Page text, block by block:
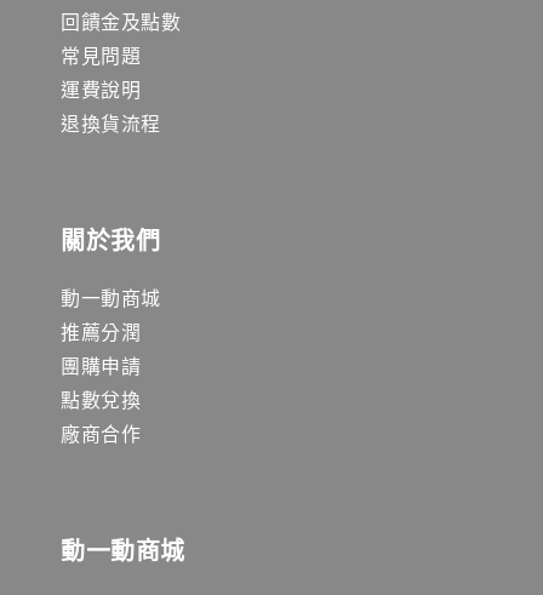
回饋金及點數
常見問題
運費說明
退換貨流程
關於我們
動一動商城
推薦分潤
團購申請
點數兌換
廠商合作
動一動商城